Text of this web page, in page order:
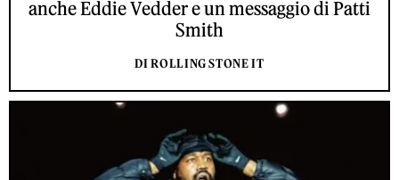
anche Eddie Vedder e un messaggio di Patti
Smith
DI ROLLING STONE IT